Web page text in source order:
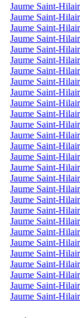
Jaume Saint-
Jaume Saint-
Jaume Saint-
Jaume Saint-
Jaume Saint-
Jaume Saint-
Jaume Saint-
Jaume Saint-
Jaume Saint-
Jaume Saint-
Jaume Saint-
Jaume Saint-
Jaume Saint-
Jaume Saint-
Jaume Saint-
Jaume Saint-
Jaume Saint-
Jaume Saint-
Jaume Saint-
Jaume Saint-
Jaume Saint-
Jaume Saint-
Jaume Saint-
Jaume Saint-
Jaume Saint-
Jaume Saint-
Jaume Saint-
Jaume Saint-